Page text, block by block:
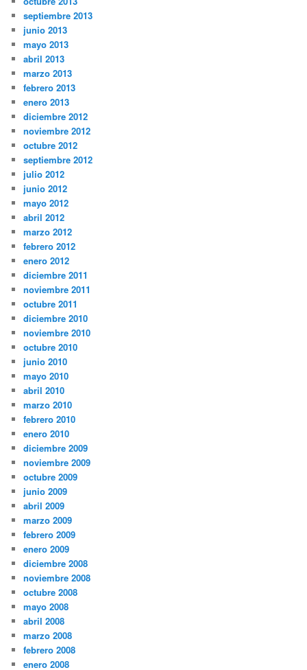
septiembre 2013
junio 2013
mayo 2013
abril 2013
marzo 2013
febrero 2013
enero 2013
diciembre 2012
noviembre 2012
octubre 2012
septiembre 2012
julio 2012
junio 2012
mayo 2012
abril 2012
marzo 2012
febrero 2012
enero 2012
diciembre 2011
noviembre 2011
octubre 2011
diciembre 2010
noviembre 2010
octubre 2010
junio 2010
mayo 2010
abril 2010
marzo 2010
febrero 2010
enero 2010
diciembre 2009
noviembre 2009
octubre 2009
junio 2009
abril 2009
marzo 2009
febrero 2009
enero 2009
diciembre 2008
noviembre 2008
octubre 2008
mayo 2008
abril 2008
marzo 2008
febrero 2008
enero 2008